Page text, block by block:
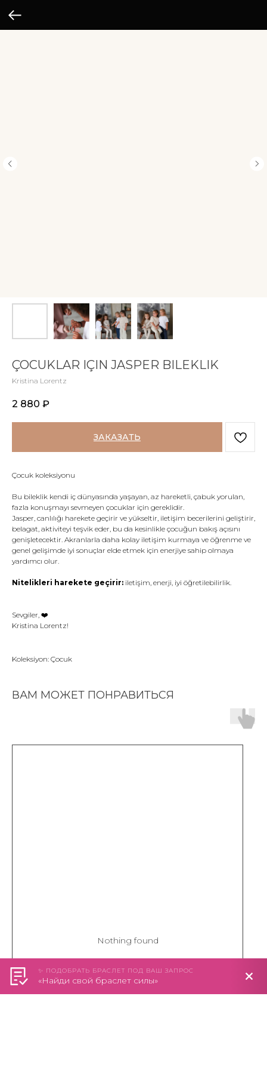
ÇOCUKLAR IÇIN JASPER BILEKLIK
Kristina Lorentz
2 880 ₽
ЗАКАЗАТЬ
Çocuk koleksiyonu
Bu bileklik kendi iç dünyasında yaşayan, az hareketli, çabuk yorulan,
fazla konuşmayı sevmeyen çocuklar için gereklidir.
Jasper, canlılığı harekete geçirir ve yükseltir, iletişim becerilerini geliştirir,
belagat, aktiviteyi teşvik eder, bu da kesinlikle çocuğun bakış açısını
genişletecektir. Akranlarla daha kolay iletişim kurmaya ve öğrenme ve
genel gelişimde iyi sonuçlar elde etmek için enerjiye sahip olmaya
yardımcı olur.
Nitelikleri harekete geçirir: iletişim, enerji, iyi öğretilebilirlik.
Sevgiler, ❤️️
Kristina Lorentz!
Koleksiyon: Çocuk
ВАМ МОЖЕТ ПОНРАВИТЬСЯ
Nothing found
✨ ПОДОБРАТЬ БРАСЛЕТ ПОД ВАШ ЗАПРОС
«Найди свой браслет силы»